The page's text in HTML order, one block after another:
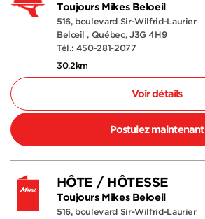
Toujours Mikes Beloeil
516, boulevard Sir-Wilfrid-Laurier
Belœil , Québec, J3G 4H9
Tél.: 450-281-2077
30.2km
Voir détails
Postulez maintenant
HÔTE / HÔTESSE
Toujours Mikes Beloeil
516, boulevard Sir-Wilfrid-Laurier